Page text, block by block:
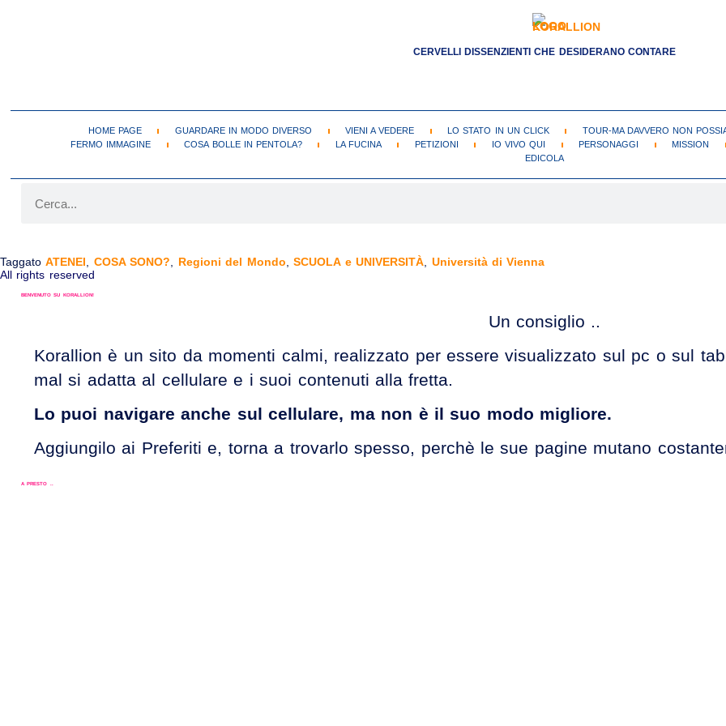
CERVELLI DISSENZIENTI CHE DESIDERANO CONTARE
HOME PAGE GUARDARE IN MODO DIVERSO VIENI A VEDERE LO STATO IN UN CLICK TOUR-MA DAVVERO NON
FERMO IMMAGINE
COSA BOLLE IN PENTOLA? LA FUCINA PETIZIONI IO VIVO QUI PERSONAGGI MISSION
EDICOLA
TaggatoATENEI, COSA SONO?, Regioni del Mondo,SCUOLA e UNIVERSITÀ, Università di Vienna
All rights reserved
BENVENUTO SU KORALLION!
Un consiglio ..
Korallion è un sito da momenti calmi, realizzato per essere visualizzato sul pc o sul
mal si adatta al cellulare e i suoi contenuti alla fretta.
Lo puoi navigare anche sul cellulare, ma non è il suo modo migliore.
Aggiungilo ai Preferiti e, torna a trovarlo spesso, perchè le sue pagine mutano
A PRESTO ..